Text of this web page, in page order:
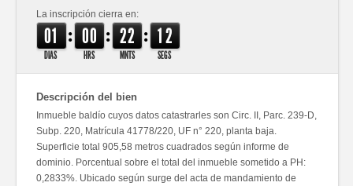
La inscripción cierra en:
01
DIAS
: 00
HRS
: 22
MNTS
: 11
2
SEGS
Descripción del bien
Inmueble baldío cuyos datos catastrarles son Circ. II, Parc. 239-D,
Subp. 220, Matrícula 41778/220, UF n° 220, planta baja.
Superficie total 905,58 metros cuadrados según informe de
dominio. Porcentual sobre el total del inmueble sometido a PH:
0,2833%. Ubicado según surge del acta de mandamiento de